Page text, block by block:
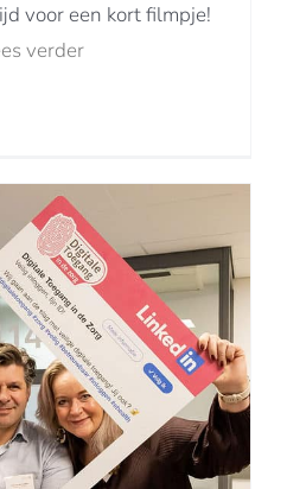
voor een kort filmpje!
verder